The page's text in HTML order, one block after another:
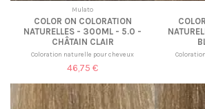
Mulato
COLOR ON COLORATION
NATURELLES - 300ML - 5.0 -
CHÂTAIN CLAIR
Coloration naturelle pour cheveux
46,75 €